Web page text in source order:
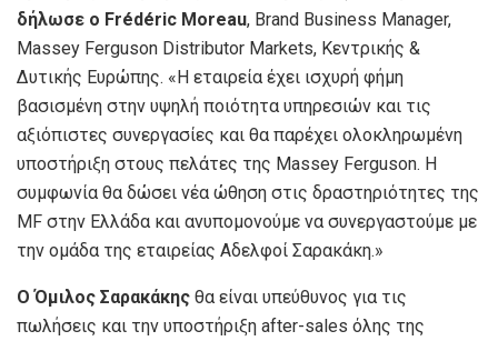
δήλωσε ο Frédéric Moreau, Brand Business Manager,
Massey Ferguson Distributor Markets, Κεντρικής &
Δυτικής Ευρώπης. «Η εταιρεία έχει ισχυρή φήμη
βασισμένη στην υψηλή ποιότητα υπηρεσιών και τις
αξιόπιστες συνεργασίες και θα παρέχει ολοκληρωμένη
υποστήριξη στους πελάτες της Massey Ferguson. Η
συμφωνία θα δώσει νέα ώθηση στις δραστηριότητες της
MF στην Ελλάδα και ανυπομονούμε να συνεργαστούμε με
την ομάδα της εταιρείας Αδελφοί Σαρακάκη.»
Ο Όμιλος Σαρακάκης θα είναι υπεύθυνος για τις
πωλήσεις και την υποστήριξη after-sales όλης της